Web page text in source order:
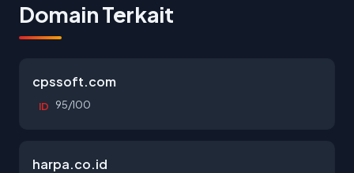
Domain Terkait
cpssoft.com
ID 95/100
harpa.co.id